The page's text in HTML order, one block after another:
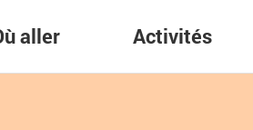
aller Activités